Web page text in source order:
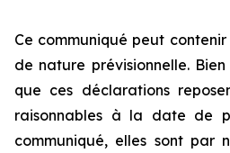
Ce communiqué peut
de nature prévisionnelle.
que ces déclarations
raisonnables à la date de
communiqué, elles sont par